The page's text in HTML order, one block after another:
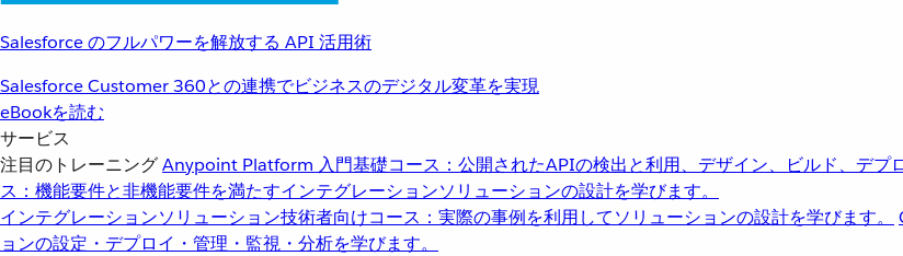
Salesforce のフルパワーを解放する API 活用術
Salesforce Customer 360との連携でビジネスのデジタル変革を実現
eBookを読む
サービス
注目のトレーニングAnypoint Platform 入門基礎コース：公開されたAPIの検出と利用、デザイン、ビルド、デプ
ス：機能要件と非機能要件を満たすインテグレーションソリューションの設計を学びます。
インテグレーションソリューション技術者向けコース：実際の事例を利用してソリューションの設計を学びます。
ョンの設定・デプロイ・管理・監視・分析を学びます。